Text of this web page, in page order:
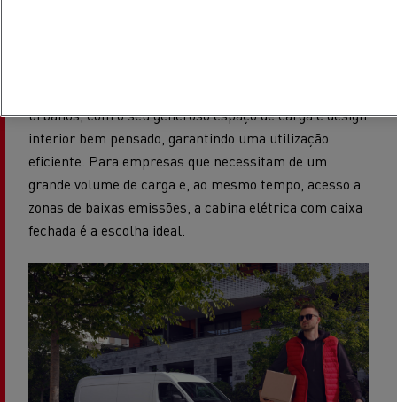
urbanos, com o seu generoso espaço de carga e design
interior bem pensado, garantindo uma utilização
eficiente. Para empresas que necessitam de um
grande volume de carga e, ao mesmo tempo, acesso a
zonas de baixas emissões, a cabina elétrica com caixa
fechada é a escolha ideal.